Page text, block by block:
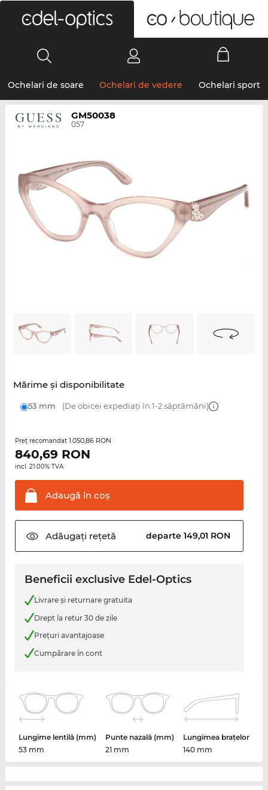
Ochelari de soare Ochelari de vedere Ochelari sport
GM50038
057
Mărime şi disponibilitate
53 mm (De obicei expediați în 1-2 săptămâni)
Preţ recomandat 1.050,86 RON
840,69 RON
incl. 21.00% TVA
Adaugă în coş
Adăugați rețetă departe 149,01 RON
Beneficii exclusive Edel-Optics
Livrare şi returnare gratuita
Drept la retur 30 de zile
Preţuri avantajoase
Cumpărare în cont
Lungime lentilă (mm)
53 mm
Punte nazală (mm)
21 mm
Lungimea brațelor
140 mm